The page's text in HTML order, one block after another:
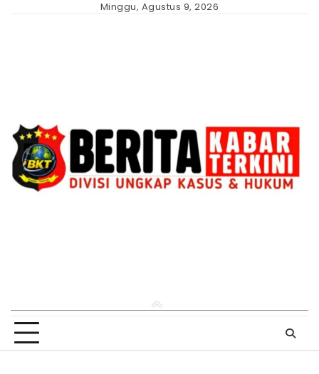
Minggu, Agustus 9, 2026